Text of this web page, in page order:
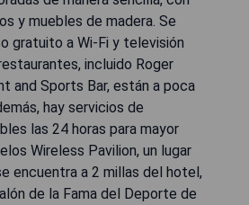
y muebles de madera. Se
gratuito a Wi-Fi y televisión
incluido Roger
and Sports Bar, están a poca
hay servicios de
las 24 horas para mayor
Wireless Pavilion, un lugar
encuentra a 2 millas del hotel,
de la Fama del Deporte de